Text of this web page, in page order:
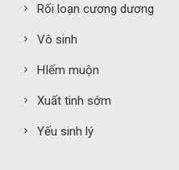
Rối loạn cương dương
Vô sinh
HIếm muộn
Xuất tinh sớm
Yếu sinh lý